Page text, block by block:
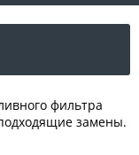
фильтра
замены.